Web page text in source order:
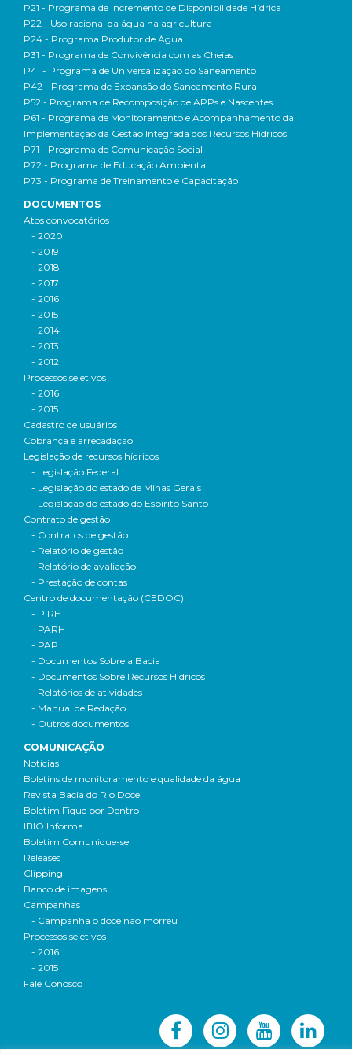
P21 - Programa de Incremento de Disponibilidade Hídrica
P22 - Uso racional da água na agricultura
P24 - Programa Produtor de Água
P31 - Programa de Convivência com as Cheias
P41 - Programa de Universalização do Saneamento
P42 - Programa de Expansão do Saneamento Rural
P52 - Programa de Recomposição de APPs e Nascentes
P61 - Programa de Monitoramento e Acompanhamento da
Implementação da Gestão Integrada dos Recursos Hídricos
P71 - Programa de Comunicação Social
P72 - Programa de Educação Ambiental
P73 - Programa de Treinamento e Capacitação
DOCUMENTOS
Atos convocatórios
- 2020
- 2019
- 2018
- 2017
- 2016
- 2015
- 2014
- 2013
- 2012
Processos seletivos
- 2016
- 2015
Cadastro de usuários
Cobrança e arrecadação
Legislação de recursos hídricos
- Legislação Federal
- Legislação do estado de Minas Gerais
- Legislação do estado do Espírito Santo
Contrato de gestão
- Contratos de gestão
- Relatório de gestão
- Relatório de avaliação
- Prestação de contas
Centro de documentação (CEDOC)
- PIRH
- PARH
- PAP
- Documentos Sobre a Bacia
- Documentos Sobre Recursos Hídricos
- Relatórios de atividades
- Manual de Redação
- Outros documentos
COMUNICAÇÃO
Notícias
Boletins de monitoramento e qualidade da água
Revista Bacia do Rio Doce
Boletim Fique por Dentro
IBIO Informa
Boletim Comunique-se
Releases
Clipping
Banco de imagens
Campanhas
- Campanha o doce não morreu
Processos seletivos
- 2016
- 2015
Fale Conosco